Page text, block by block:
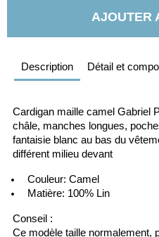
AJOUTER
Description Détail et
Cardigan maille camel Gabriel
châle, manches longues,
fantaisie blanc au bas du
différent milieu devant
Couleur: Camel
Matière: 100% Lin
Conseil :
Ce modèle taille normalement,